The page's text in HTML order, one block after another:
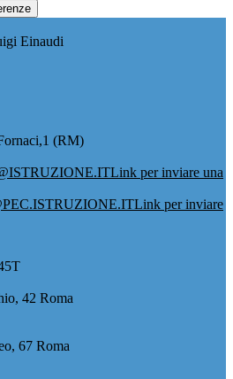
Einaudi
(RM)
Link per inviare una
Link per inviare
42 Roma
67 Roma